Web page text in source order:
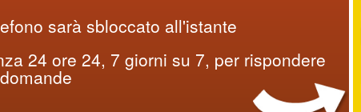
sarà sbloccato all'istante
24 ore 24, 7 giorni su 7, per rispondere